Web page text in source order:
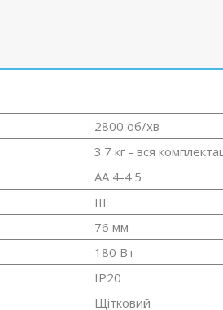
2800 об/хв
3.7 кг - вся
AA 4-4.5
III
76 мм
180 Вт
IP20
Щітковий